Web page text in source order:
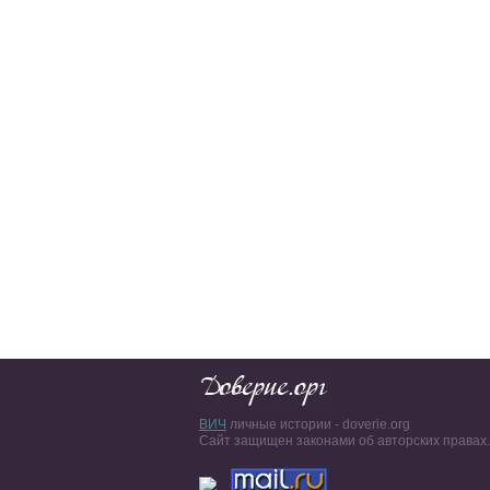
ВИЧ личные истории - doverie.org
Сайт защищен законами об авторских